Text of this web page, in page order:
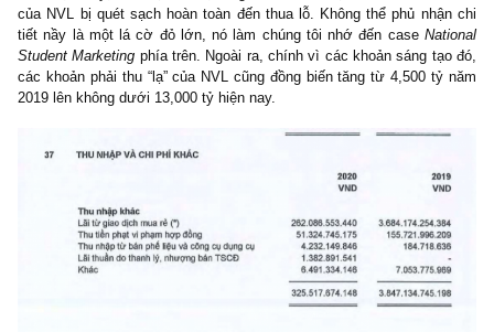
Luận điểm đó có thể nói rất “nonsense”, bởi vì hắn ta đãbỏ qua
chi phí(ii) phía sau quỹ đất: (1) Diện tích thương mại thông
30%, 40% tổng héc-ta diện tích dự án (2) Thuế VAT 10% trên
(3) Chi phí giá vốn đền bù, giải phóng mặt bằng, chi phí lớn nhất
phí bán hàng, quản lý doanh nghiệp – SG&A (5) Chi phí lãi vay
nhưng không ai tính vào (7) Tỷ suất chiết khấu discount rate trên
tiền tương lai nếu dự án kéo dài, giãn tiến độ. Theo tính
chúng tôi ở case NVL, vì biên lợi nhuận EBIT % margin của
thấp so với đối thủ, trung bình chỉ từ 25%-30%/dự án vì gross
thấp, chi phí lãi vay cao, chi phí SG&A cao, nên giá trị hiện
dòng tiền chiết khấu DCF cho 4 dự án trọng điểm, cộng đâu đó
dự án nhỏ khác và các dự án nằm ngoài hiểu biết chúng tôi, chỉ
[23.5]/cp, sau khi trừ 40 nghìn tỷ nợ vay và các khoản phải thu